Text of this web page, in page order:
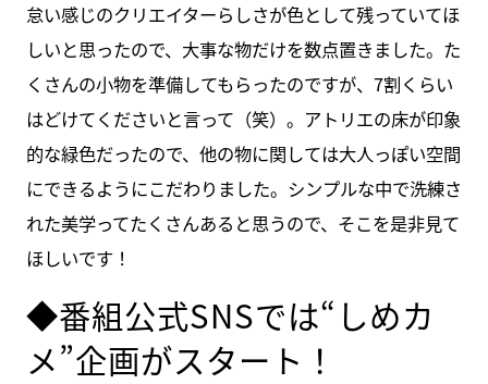
怠い感じのクリエイターらしさが色として残っていてほ
しいと思ったので、大事な物だけを数点置きました。た
くさんの小物を準備してもらったのですが、7割くらい
はどけてくださいと言って（笑）。アトリエの床が印象
的な緑色だったので、他の物に関しては大人っぽい空間
にできるようにこだわりました。シンプルな中で洗練さ
れた美学ってたくさんあると思うので、そこを是非見て
ほしいです！
◆番組公式SNSでは“しめカ
メ”企画がスタート！